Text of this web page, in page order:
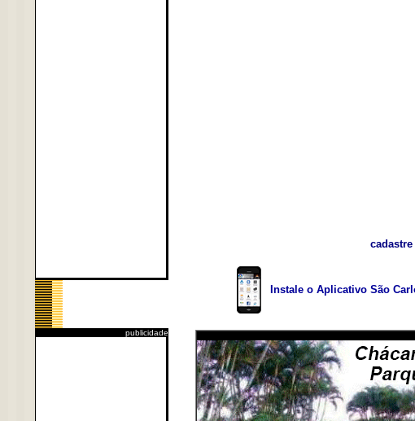
publicidade
Instale o Aplicativo São